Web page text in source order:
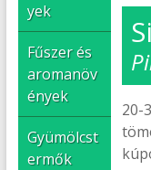
20-
yek
Fűszer és
aromanöv
ények
Gyümölcst
ermők